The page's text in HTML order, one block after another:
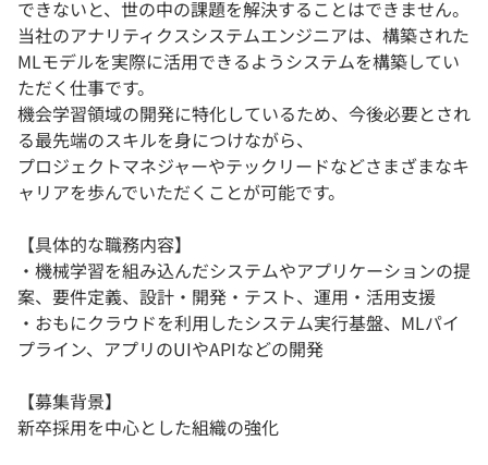
できないと、世の中の課題を解決することはできません。
当社のアナリティクスシステムエンジニアは、構築された
MLモデルを実際に活用できるようシステムを構築してい
ただく仕事です。
機会学習領域の開発に特化しているため、今後必要とされ
る最先端のスキルを身につけながら、
プロジェクトマネジャーやテックリードなどさまざまなキ
ャリアを歩んでいただくことが可能です。
【具体的な職務内容】
・機械学習を組み込んだシステムやアプリケーションの提
案、要件定義、設計・開発・テスト、運用・活用支援
・おもにクラウドを利用したシステム実行基盤、MLパイ
プライン、アプリのUIやAPIなどの開発
【募集背景】
新卒採用を中心とした組織の強化